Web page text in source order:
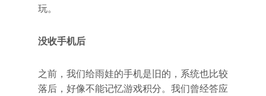
玩。
没收手机后
之前，我们给雨娃的手机是旧的，系统也比较
落后，好像不能记忆游戏积分。我们曾经答应